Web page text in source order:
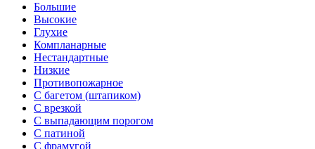
Большие
Высокие
Глухие
Компланарные
Нестандартные
Низкие
Противопожарное
С багетом (штапиком)
С врезкой
С выпадающим порогом
С патиной
С фрамугой